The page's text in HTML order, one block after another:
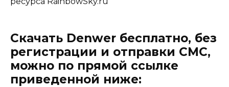
Скачать Denwer бесплатно, без
регистрации и отправки СМС,
можно по прямой ссылке
приведенной ниже: